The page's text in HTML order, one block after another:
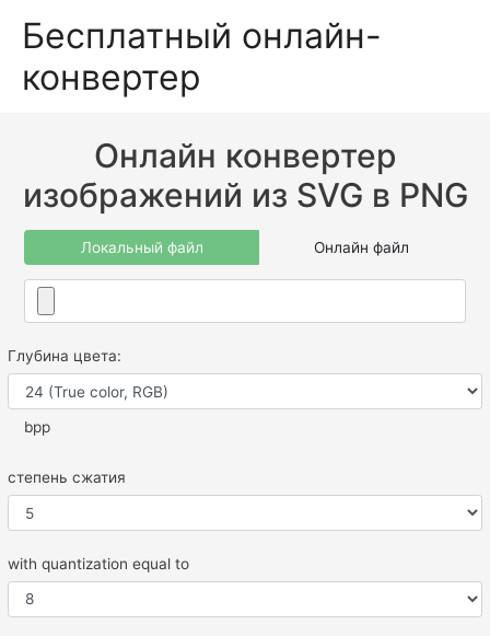
Бесплатный онлайн-
конвертер
Онлайн конвертер
изображений из SVG в PNG
Локальный файл Онлайн файл
Глубина цвета:
bpp
степень сжатия
with quantization equal to